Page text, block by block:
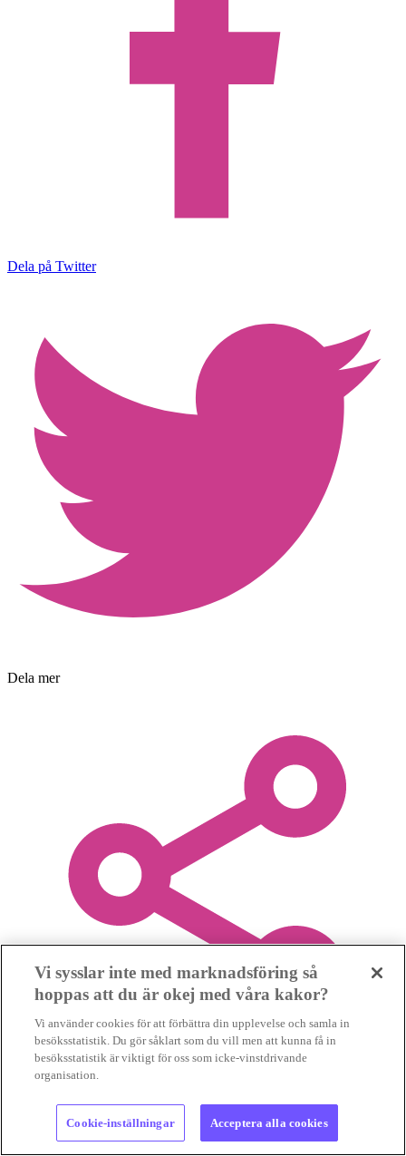
Dela på Twitter
Dela mer
Vi sysslar inte med marknadsföring så
hoppas att du är okej med våra kakor?
Vi använder cookies för att förbättra din upplevelse och samla in
besöksstatistik. Du gör såklart som du vill men att kunna få in
besöksstatistik är viktigt för oss som icke-vinstdrivande
organisation.
Cookie-inställningar Acceptera alla cookies